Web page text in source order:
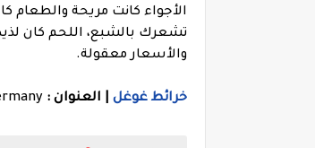
الأجواء كانت مريحة والطعام
تشعرك بالشبع، اللحم كان
والأسعار معقولة.
خرائط غوغل | العنوان :